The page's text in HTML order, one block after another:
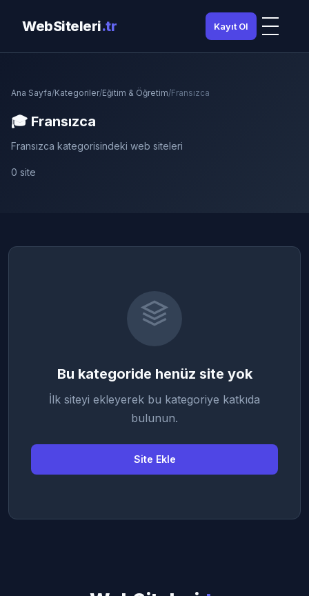
WebSiteleri.tr Kayıt Ol
Ana Sayfa/Kategoriler/Eğitim & Öğretim/Fransızca
🎓 Fransızca
Fransızca kategorisindeki web siteleri
0 site
Bu kategoride henüz site yok
İlk siteyi ekleyerek bu kategoriye katkıda
bulunun.
Site Ekle